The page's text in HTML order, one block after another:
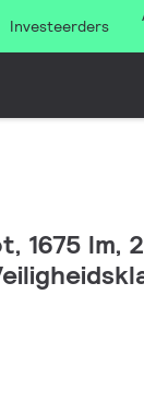
Investeerders
1675 lm,